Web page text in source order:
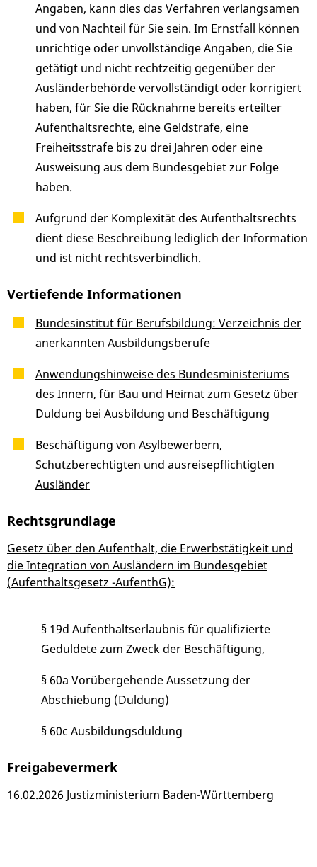
Angaben, kann dies das Verfahren verlangsamen
und von Nachteil für Sie sein. Im Ernstfall können
unrichtige oder unvollständige Angaben, die Sie
getätigt und nicht rechtzeitig gegenüber der
Ausländerbehörde vervollständigt oder korrigiert
haben, für Sie die Rücknahme bereits erteilter
Aufenthaltsrechte, eine Geldstrafe, eine
Freiheitsstrafe bis zu drei Jahren oder eine
Ausweisung aus dem Bundesgebiet zur Folge
haben.
Aufgrund der Komplexität des Aufenthaltsrechts
dient diese Beschreibung lediglich der Information
und ist nicht rechtsverbindlich.
Vertiefende Informationen
Bundesinstitut für Berufsbildung: Verzeichnis der
anerkannten Ausbildungsberufe
Anwendungshinweise des Bundesministeriums
des Innern, für Bau und Heimat zum Gesetz über
Duldung bei Ausbildung und Beschäftigung
Beschäftigung von Asylbewerbern,
Schutzberechtigten und ausreisepflichtigten
Ausländer
Rechtsgrundlage
Gesetz über den Aufenthalt, die Erwerbstätigkeit und
die Integration von Ausländern im Bundesgebiet
(Aufenthaltsgesetz -AufenthG):
§ 19d Aufenthaltserlaubnis für qualifizierte
Geduldete zum Zweck der Beschäftigung,
§ 60a Vorübergehende Aussetzung der
Abschiebung (Duldung)
§ 60c Ausbildungsduldung
Freigabevermerk
16.02.2026 Justizministerium Baden-Württemberg